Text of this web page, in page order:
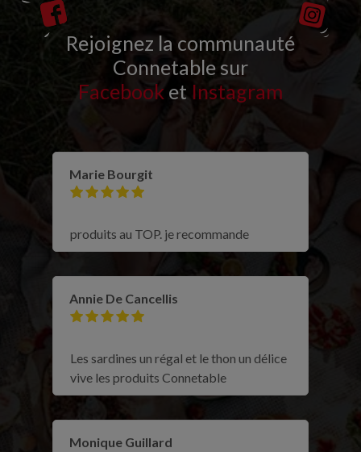
Rejoignez la communauté
Connetable sur
Facebooket Instagram
Marie Bourgit
produits au TOP. je recommande
Annie De Cancellis
Les sardines un régal et le thon un délice
vive les produits Connetable
Monique Guillard